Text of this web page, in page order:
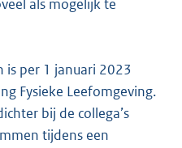
als mogelijk te
is per 1 januari 2023
Fysieke Leefomgeving.
bij de collega’s
tijdens een